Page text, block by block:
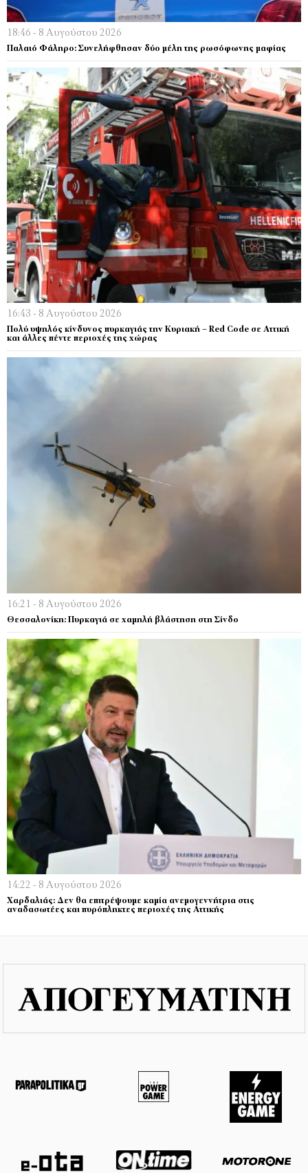
18:46 - 8 Αυγούστου 2026
Παλαιό Φάληρο: Συνελήφθησαν δύο μέλη της ρωσόφωνης μαφίας
16:43 - 8 Αυγούστου 2026
Πολύ υψηλός κίνδυνος πυρκαγιάς την Κυριακή – Red Code σε Αττική
και άλλες πέντε περιοχές της χώρας
16:21 - 8 Αυγούστου 2026
Θεσσαλονίκη: Πυρκαγιά σε χαμηλή βλάστηση στη Σίνδο
14:22 - 8 Αυγούστου 2026
Χαρδαλιάς: Δεν θα επιτρέψουμε καμία ανεμογεννήτρια στις
αναδασωτέες και πυρόπληκτες περιοχές της Αττικής